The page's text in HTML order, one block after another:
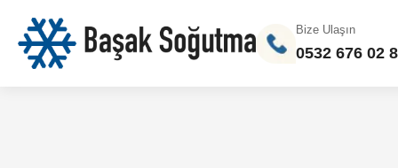
Bize Ulaşın
0532 676 02